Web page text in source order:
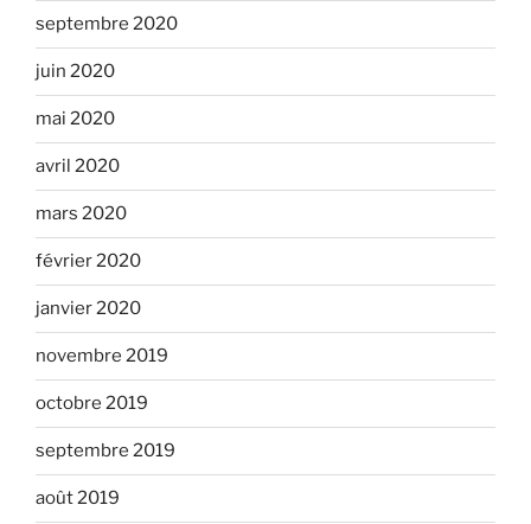
septembre 2020
juin 2020
mai 2020
avril 2020
mars 2020
février 2020
janvier 2020
novembre 2019
octobre 2019
septembre 2019
août 2019